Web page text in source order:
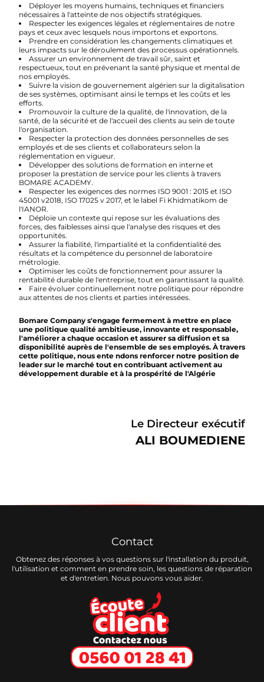
Déployer les moyens humains, techniques et financiers
nécessaires à l'atteinte de nos objectifs stratégiques.
Respecter les exigences légales et réglementaires de notre
pays et ceux avec lesquels nous importons et exportons.
Prendre en considération les changements climatiques et
leurs impacts sur le déroulement des processus opérationnels.
Assurer un environnement de travail sûr, saint et
respectueux, tout en prévenant la santé physique et mental de
nos employés.
Suivre la vision de gouvernement algérien sur la digitalisation
de ses systèmes, optimisant ainsi le temps et les coûts et les
efforts.
Promouvoir la culture de la qualité, de l'innovation, de la
santé, de la sécurité et de l'accueil des clients au sein de toute
l'organisation.
Respecter la protection des données personnelles de ses
employés et de ses clients et collaborateurs selon la
réglementation en vigueur.
Développer des solutions de formation en interne et
proposer la prestation de service pour les clients à travers
BOMARE ACADEMY.
Respecter les exigences des normes ISO 9001 : 2015 et ISO
45001 v2018, ISO 17025 v 2017, et le label Fi Khidmatikom de
l'IANOR.
Déploie un contexte qui repose sur les évaluations des
forces, des faiblesses ainsi que l'analyse des risques et des
opportunités.
Assurer la fiabilité, l'impartialité et la confidentialité des
résultats et la compétence du personnel de laboratoire
métrologie.
Optimiser les coûts de fonctionnement pour assurer la
rentabilité durable de l'entreprise, tout en garantissant la qualité.
Faire évoluer continuellement notre politique pour répondre
aux attentes de nos clients et parties intéressées.
Bomare Company s'engage fermement à mettre en place
une politique qualité ambitieuse, innovante et responsable,
l'améliorer a chaque occasion et assurer sa diffusion et sa
disponibilité auprès de l'ensemble de ses employés. À travers
cette politique, nous ente ndons renforcer notre position de
leader sur le marché tout en contribuant activement au
développement durable et à la prospérité de l'Algérie
Le Directeur exécutif
ALI BOUMEDIENE
Contact
Obtenez des réponses à vos questions sur l'installation du produit,
l'utilisation et comment en prendre soin, les questions de réparation
et d'entretien. Nous pouvons vous aider.